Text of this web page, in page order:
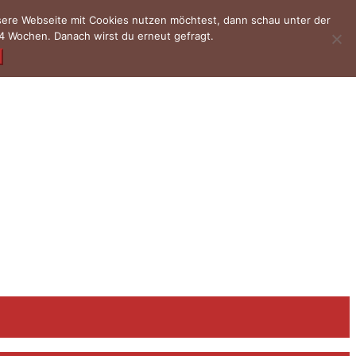
Webseite mit Cookies nutzen möchtest, dann schau unter der
Wochen. Danach wirst du erneut gefragt.